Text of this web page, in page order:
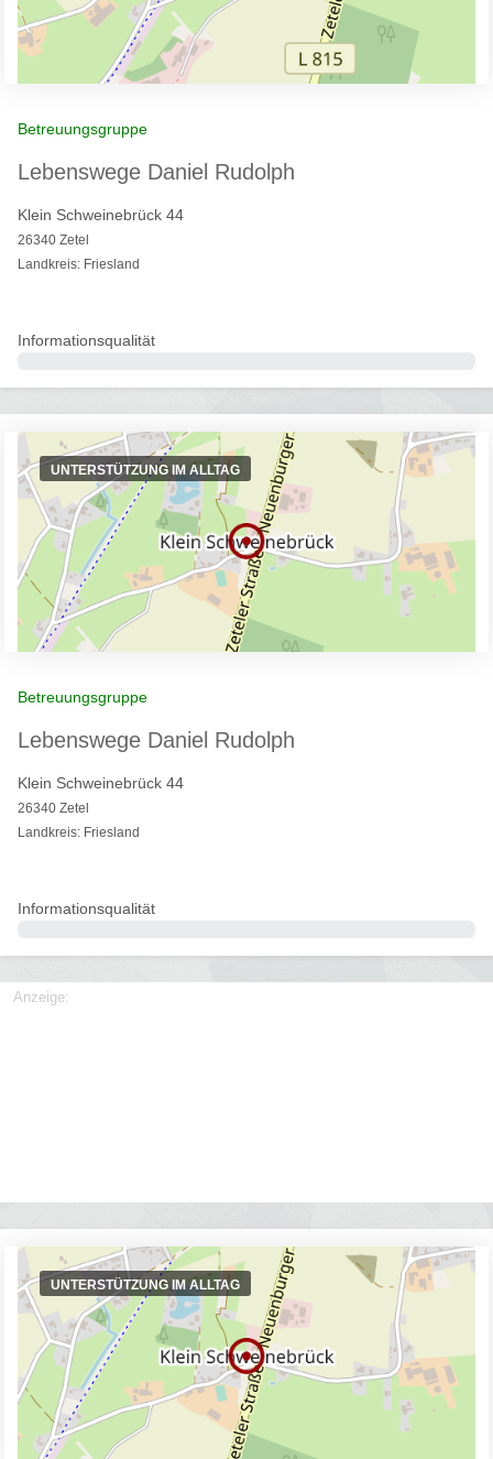
Betreuungsgruppe
Lebenswege Daniel Rudolph
Klein Schweinebrück 44
26340 Zetel
Landkreis: Friesland
Informationsqualität
UNTERSTÜTZUNG IM ALLTAG
Betreuungsgruppe
Lebenswege Daniel Rudolph
Klein Schweinebrück 44
26340 Zetel
Landkreis: Friesland
Informationsqualität
Anzeige:
UNTERSTÜTZUNG IM ALLTAG